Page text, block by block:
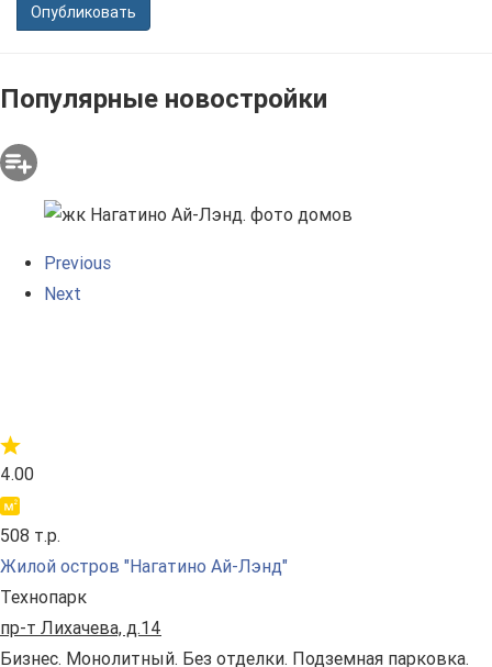
Опубликовать
Популярные новостройки
Previous
Next
4.00
508 т.р.
Жилой остров "Нагатино Ай-Лэнд"
Технопарк
пр-т Лихачева, д.14
Бизнес. Монолитный. Без отделки. Подземная парковка.